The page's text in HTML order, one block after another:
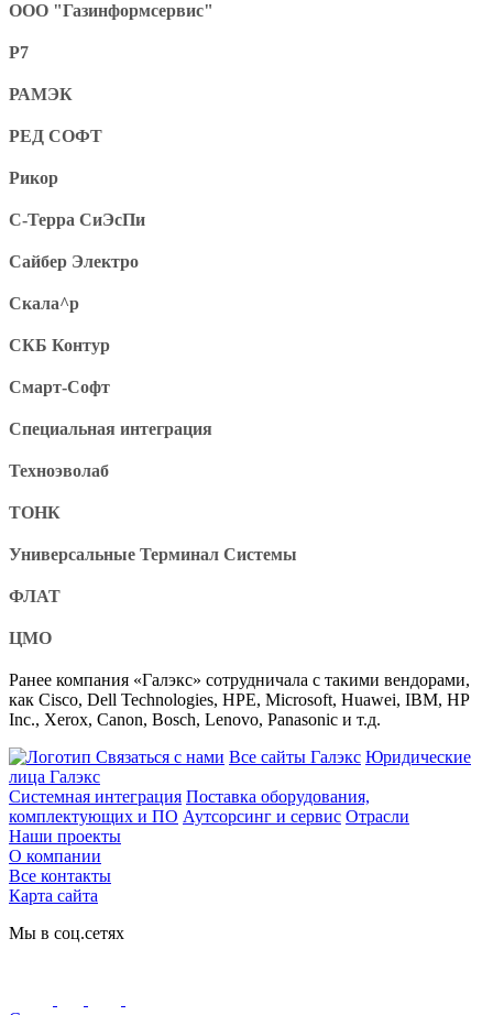
ООО "Газинформсервис"
Р7
РАМЭК
РЕД СОФТ
Рикор
С-Терра СиЭсПи
Сайбер Электро
Скала^р
СКБ Контур
Смарт-Софт
Специальная интеграция
Техноэволаб
ТОНК
Универсальные Терминал Системы
ФЛАТ
ЦМО
Ранее компания «Галэкс» сотрудничала с такими вендорами,
как Cisco, Dell Technologies, HPE, Microsoft, Huawei, IBM, HP
Inc., Xerox, Canon, Bosch, Lenovo, Panasonic и т.д.
Связаться с нами Все сайты Галэкс Юридические
лица Галэкс
Системная интеграция Поставка оборудования,
комплектующих и ПО Аутсорсинг и сервис Отрасли
Наши проекты
О компании
Все контакты
Карта сайта
Мы в соц.сетях